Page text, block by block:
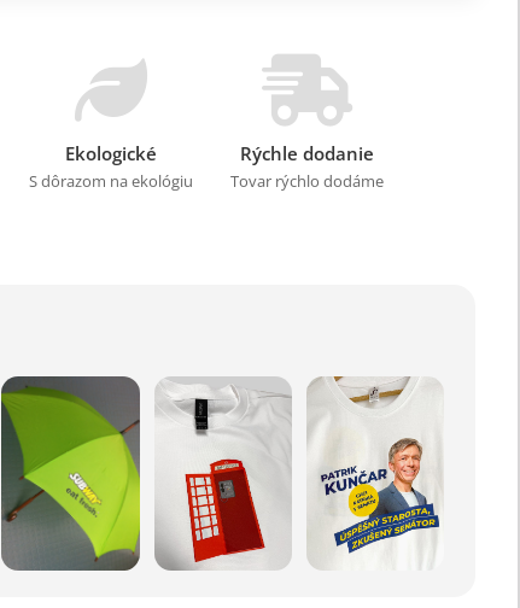
Ekologické
S dôrazom na ekológiu
Rýchle dodanie
Tovar rýchlo dodáme